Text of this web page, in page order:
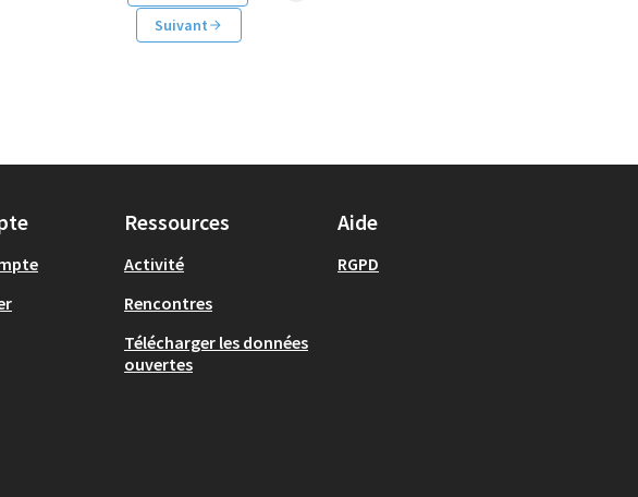
Suivant
Ressources
Activité
Rencontres
Télécharger les données
ouvertes
Aide
RGPD